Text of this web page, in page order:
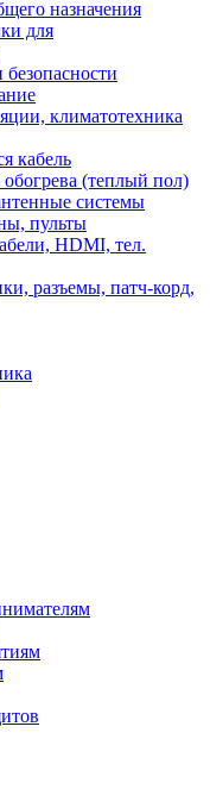
назначения
для
климатотехника
кабель
(теплый пол)
системы
пульты
HDMI, тел.
разъемы, патч-корд,